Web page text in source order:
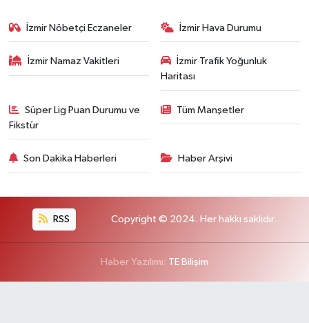
İzmir Nöbetçi Eczaneler İzmir Hava Durumu
İzmir Namaz Vakitleri
İzmir Trafik Yoğunluk
Haritası
Süper Lig Puan Durumu ve
Fikstür
Tüm Manşetler
Son Dakika Haberleri Haber Arşivi
RSS Copyright © 2024. Her hakkı saklıdır.
Haber Yazılımı: TE Bilişim